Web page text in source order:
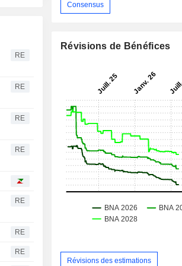
RE
RE
RE
RE
RE
RE
RE
Consensus
Révisions de Bénéfices
Révisions des estimations